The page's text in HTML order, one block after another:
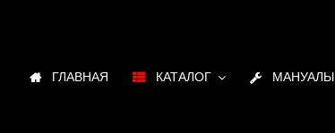
ГЛАВНАЯ КАТАЛОГ МАНУАЛЫ